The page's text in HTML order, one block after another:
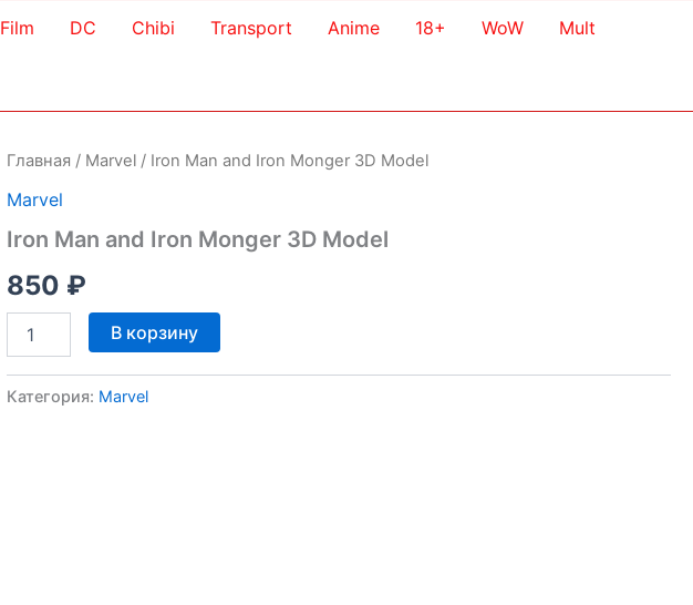
Film DC Chibi Transport Anime 18+ WoW Mult
Главная / Marvel / Iron Man and Iron Monger 3D Model
Marvel
Iron Man and Iron Monger 3D Model
850 ₽
Количество
товара
Man
В корзину
Категория: Marvel